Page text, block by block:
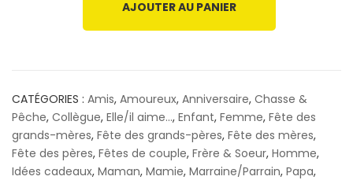
AJOUTER AU PANIER
CATÉGORIES : Amis, Amoureux, Anniversaire, Chasse &
Pêche, Collègue, Elle/il aime..., Enfant, Femme, Fête des
grands-mères, Fête des grands-pères, Fête des mères,
Fête des pères, Fêtes de couple, Frère & Soeur, Homme,
Idées cadeaux, Maman, Mamie, Marraine/Parrain, Papa,